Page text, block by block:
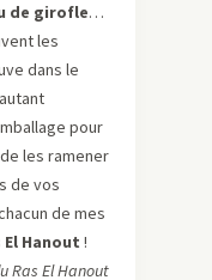
de girofle…
les
dans le
pour
les ramener
de vos
de mes
El Hanout !
Ras El Hanout